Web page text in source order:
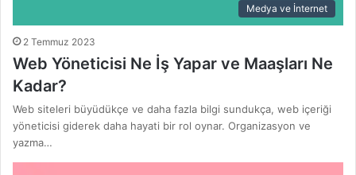
Medya ve İnternet
2 Temmuz 2023
Web Yöneticisi Ne İş Yapar ve Maaşları Ne
Kadar?
Web siteleri büyüdükçe ve daha fazla bilgi sundukça, web içeriği
yöneticisi giderek daha hayati bir rol oynar. Organizasyon ve
yazma…